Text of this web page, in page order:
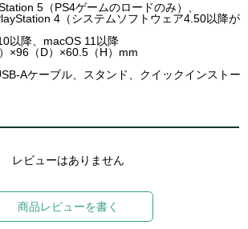
5（PS4ゲームのロードのみ）、
4（システムソフトウェア4.50以降が
以降、macOS 11以降
×96（D）×60.5（H）mm
Aケーブル、スタンド、クイックインストー
レビューはありません
商品レビューを書く